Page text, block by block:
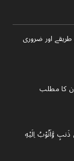
اور ضروری
کا مطلب